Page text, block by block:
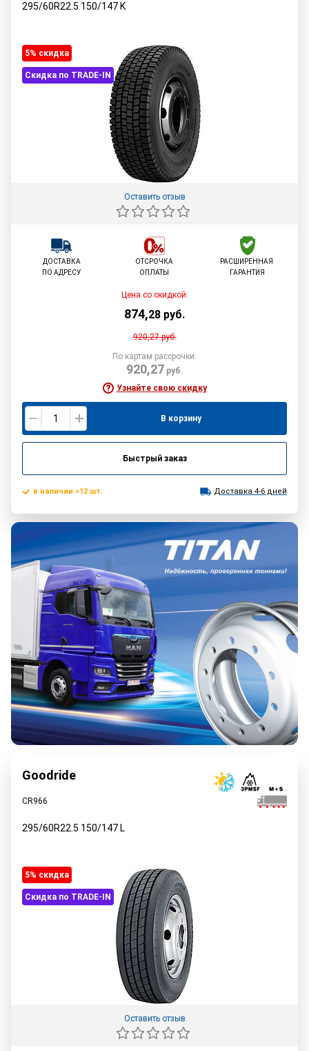
295/60R22.5 150/147 K
5% cкидка
Скидка по TRADE-IN
Оставить отзыв
ДОСТАВКА
ПО АДРЕСУ
ОТСРОЧКА
ОПЛАТЫ
РАСШИРЕННАЯ
ГАРАНТИЯ
Цена со скидкой:
874,28 руб.
920,27руб.
По картам рассрочки:
920,27 руб.
Узнайте свою скидку
В корзину
Быстрый заказ
в наличии >12 шт. Доставка 4-6 дней
Goodride
CR966
295/60R22.5 150/147L
5% cкидка
Скидка по TRADE-IN
Оставить отзыв